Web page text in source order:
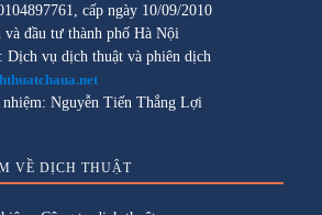
cấp ngày 10/09/2010
và đầu tư thành phố Hà Nội
vụ dịch thuật và phiên dịch
Nguyễn Tiến Thắng Lợi
VỀ DỊCH THUẬT